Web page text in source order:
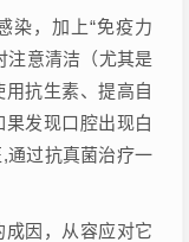
染，加上“免疫力
注意清洁（尤其是
抗生素、提高自
发现口腔出现白
通过抗真菌治疗一
因，从容应对它